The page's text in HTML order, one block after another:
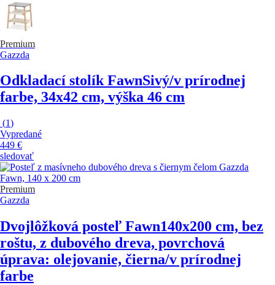
Premium
Gazzda
Odkladací stolík FawnSivý/v prírodnej
farbe, 34x42 cm, výška 46 cm
(1)
Vypredané
449 €
sledovať
Premium
Gazzda
Dvojlôžková posteľ Fawn140x200 cm, bez
roštu, z dubového dreva, povrchová
úprava: olejovanie, čierna/v prírodnej
farbe